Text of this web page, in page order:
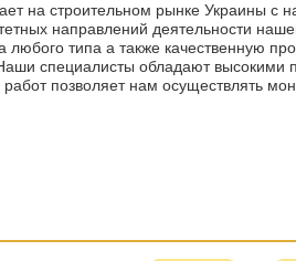
на строительном рынке Украины с
направлений деятельности
типа а также качественную
специалисты обладают высокими
позволяет нам осуществлять